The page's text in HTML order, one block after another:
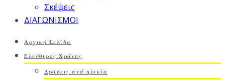
Σκέψεις
ΔΙΑΓΩΝΙΣΜΟΙ
Αρχική Σελίδα
Ελεύθερος Χρόνος
Δράσεις ανά ηλικία